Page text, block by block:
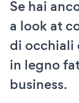
Se hai
a look at
di occhiali
in legno
business.